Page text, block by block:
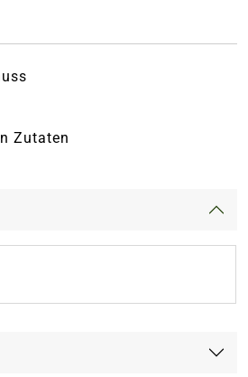
Zutaten